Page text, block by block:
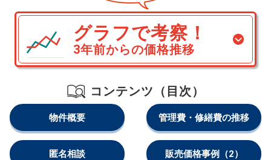
グラフで考察！
3年前からの価格推移
コンテンツ（目次）
物件概要 管理費・修繕費の推移
匿名相談 販売価格事例 （2）